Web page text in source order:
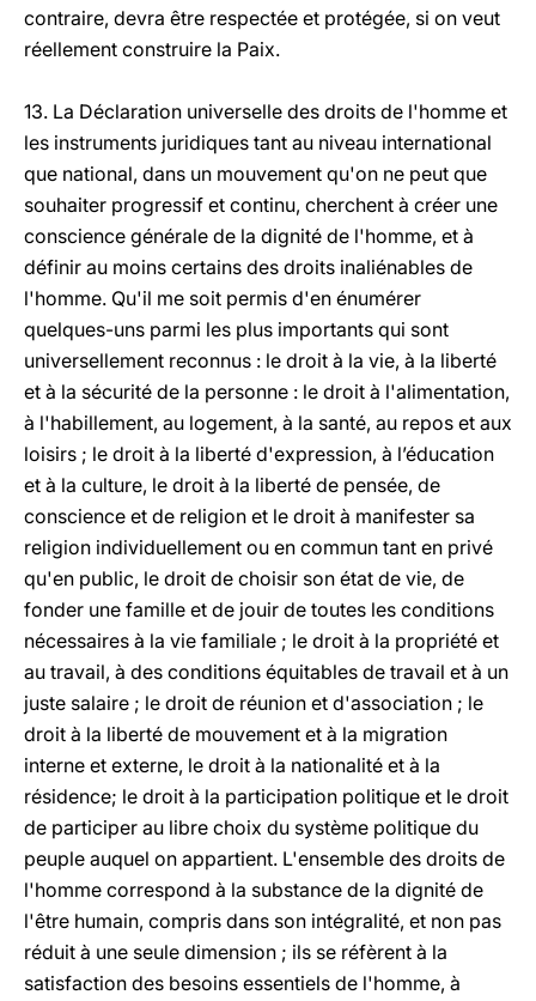
contraire, devra être respectée et protégée, si on veut
réellement construire la Paix.
13. La Déclaration universelle des droits de l'homme et
les instruments juridiques tant au niveau international
que national, dans un mouvement qu'on ne peut que
souhaiter progressif et continu, cherchent à créer une
conscience générale de la dignité de l'homme, et à
définir au moins certains des droits inaliénables de
l'homme. Qu'il me soit permis d'en énumérer
quelques-uns parmi les plus importants qui sont
universellement reconnus : le droit à la vie, à la liberté
et à la sécurité de la personne : le droit à l'alimentation,
à l'habillement, au logement, à la santé, au repos et aux
loisirs ; le droit à la liberté d'expression, à l’éducation
et à la culture, le droit à la liberté de pensée, de
conscience et de religion et le droit à manifester sa
religion individuellement ou en commun tant en privé
qu'en public, le droit de choisir son état de vie, de
fonder une famille et de jouir de toutes les conditions
nécessaires à la vie familiale ; le droit à la propriété et
au travail, à des conditions équitables de travail et à un
juste salaire ; le droit de réunion et d'association ; le
droit à la liberté de mouvement et à la migration
interne et externe, le droit à la nationalité et à la
résidence; le droit à la participation politique et le droit
de participer au libre choix du système politique du
peuple auquel on appartient. L'ensemble des droits de
l'homme correspond à la substance de la dignité de
l'être humain, compris dans son intégralité, et non pas
réduit à une seule dimension ; ils se réfèrent à la
satisfaction des besoins essentiels de l'homme, à